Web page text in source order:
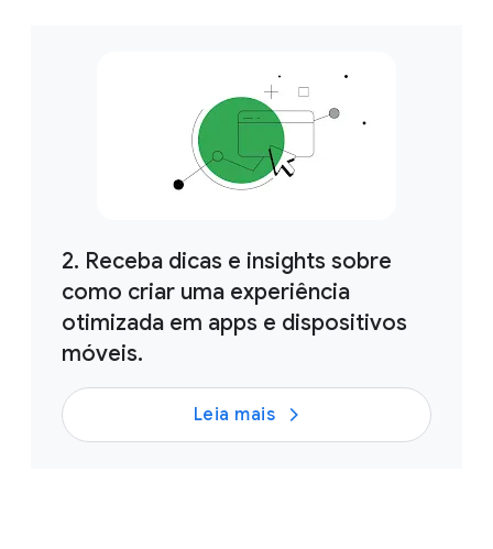
2. Receba dicas e insights sobre
como criar uma experiência
otimizada em apps e dispositivos
móveis.
Leia mais